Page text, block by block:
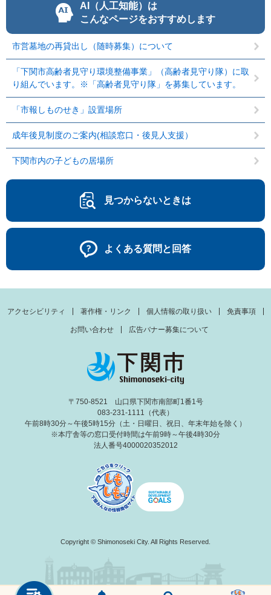
AI（人工知能）は
こんなページをおすすめします
市営墓地の再貸出し（随時募集）について
「下関市高齢者見守り環境整備事業」（高齢者見守り隊）に取
り組んでいます。※「高齢者見守り隊」を募集しています。
「市報しものせき」設置場所
成年後見制度のご案内(相談窓口・後見人支援）
下関市内の子どもの居場所
見つからないときは
よくある質問と回答
アクセシビリティ 著作権・リンク 個人情報の取り扱い 免責事項
お問い合わせ 広告バナー募集について
〒750-8521 山口県下関市南部町1番1号
083-231-1111（代表）
午前8時30分～午後5時15分（土・日曜日、祝日、年末年始を除く）
※本庁舎等の窓口受付時間は午前9時～午後4時30分
法人番号4000020352012
Copyright © Shimonoseki City. All Rights Reserved.